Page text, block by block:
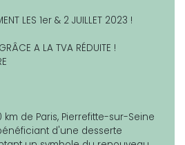
LES 1er & 2 JUILLET 2023 !
A LA TVA RÉDUITE !
km de Paris, Pierrefitte-sur-Seine
d'une desserte